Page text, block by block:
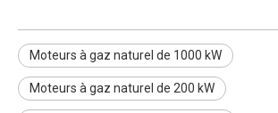
Moteurs à gaz naturel de 1000 kW
Moteurs à gaz naturel de 200 kW